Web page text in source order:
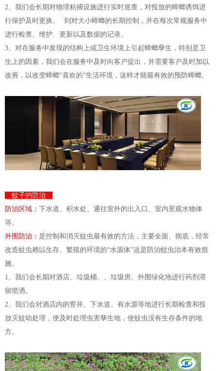
2、我们会长期对物理粘捕设施进行实时巡查，对投放的蟑螂诱饵进
行保护及时更换。 到对大小蟑螂的长期控制 ，并在每次常规服务中
进行检查、维护、更新以及数据的记录。
3、对在服务中发现的结构上或卫生环境上引起蟑螂孳生，特别是卫
生上的因素，我们会在服务中及时向客户提出，并需要客户及时加以
改善，以改变蟑螂“喜欢的”生活环境，这样才能最有效的预防蟑螂。
蚊子的防治
防治区域： 下水道、积水处、通往室外的出入口、室内景观水物体
等。
外围防治： 是控制 和消灭蚊虫最有效的方法，主要全面、彻底，经常
改造蚊虫赖以生存、繁殖的环境的“水源体”这是防治蚊虫治本有效措
施。
1、我们会长期对酒店、垃圾桶、、垃圾房、外围绿化地进行药剂滞
留喷洒。
2、我们会对酒店内的窨井、下水道、有水源等地进行长期检查和投
放灭蚊幼处理，便及时处理虫害孳生地，使蚊虫没有生存条件的地
方。